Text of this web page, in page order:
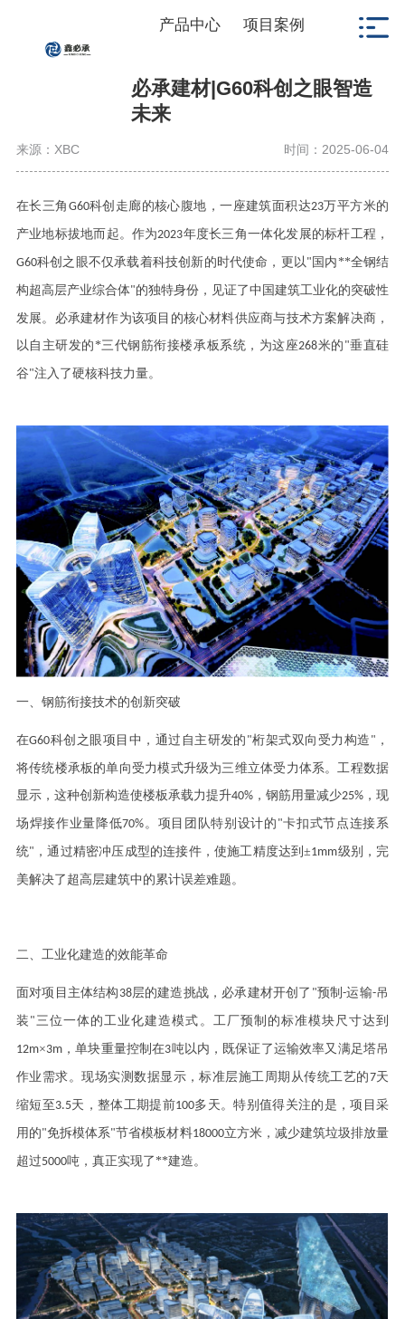
产品中心 项目案例
必承建材|G60科创之眼智造
未来
来源：XBC 时间：2025-06-04
在长三角 G60科创走廊的核心腹地，一座建筑面积达23万平方米的
产业地标拔地而起。作为2023年度长三角一体化发展的标杆工程，
G60科创之眼不仅承载着科技创新的时代使命，更以" 国内**全钢结
构超高层产业综合体"的独特身份，见证了中国建筑工业化的突破性
发展。必承建材作为该项目的核心材料供应商与技术方案解决商，
以自主研发的*三代钢筋衔接楼承板系统，为这座268米的 "垂直硅
谷"注入了硬核科技力量。
一、钢筋衔接技术的创新突破
在G60科创之眼项目中，通过自主研发的 "桁架式双向受力构造 " ，
将传统楼承板的单向受力模式升级为三维立体受力体系。工程数据
显示，这种创新构造使楼板承载力提升40% ，钢筋用量减少25% ，现
场焊接作业量降低70% 。项目团队特别设计的 "卡扣式节点连接系
统" ，通过精密冲压成型的连接件，使施工精度达到±1mm级别，完
美解决了超高层建筑中的累计误差难题。
二、工业化建造的效能革命
面对项目主体结构 38层的建造挑战，必承建材开创了 "预制-运输-吊
装 "三位一体的工业化建造模式。工厂预制的标准模块尺寸达到
12m×3m，单块重量控制在3吨以内，既保证了运输效率又满足塔吊
作业需求。现场实测数据显示，标准层施工周期从传统工艺的7天
缩短至3.5天，整体工期提前100多 天。特别值得关注的是，项目采
用的"免拆模体系"节省模板材料18000立方米，减少建筑垃圾排放量
超过5000吨，真正实现了**建造。